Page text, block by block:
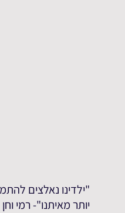
"ילדינו נאלצים
יותר מאיתנו"- רמי וחן ברגיל